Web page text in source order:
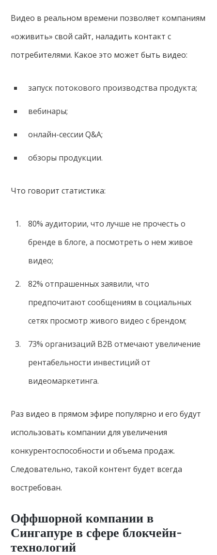
Видео в реальном времени позволяет компаниям
«оживить» свой сайт, наладить контакт с
потребителями. Какое это может быть видео:
запуск потокового производства продукта;
вебинары;
онлайн-сессии Q&A;
обзоры продукции.
Что говорит статистика:
80% аудитории, что лучше не прочесть о
бренде в блоге, а посмотреть о нем живое
видео;
82% отпрашенных заявили, что
предпочитают сообщениям в социальных
сетях просмотр живого видео с брендом;
73% организаций B2B отмечают увеличение
рентабельности инвестиций от
видеомаркетинга.
Раз видео в прямом эфире популярно и его будут
использовать компании для увеличения
конкурентоспособности и объема продаж.
Следовательно, такой контент будет всегда
востребован.
Оффшорной компании в
Сингапуре в сфере блокчейн-
технологий